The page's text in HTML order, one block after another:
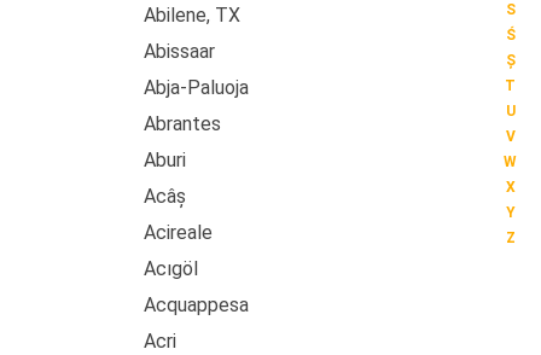
S
Ś
Ș
T
U
V
W
X
Y
Z
Abilene, TX
Abissaar
Abja-Paluoja
Abrantes
Aburi
Acâș
Acireale
Acıgöl
Acquappesa
Acri